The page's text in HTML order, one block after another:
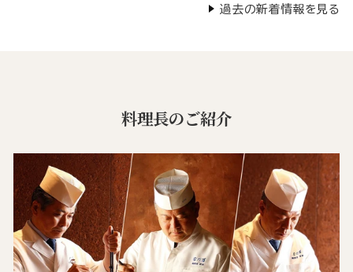
過去の新着情報を見る
料理長のご紹介